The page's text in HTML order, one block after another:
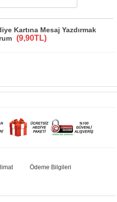
Kartına Mesaj Yazdırmak
(9,90TL)
Ödeme Bilgileri